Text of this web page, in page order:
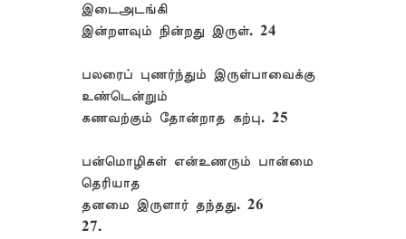
இடைஅடங்கி
இன்றளவும் நின்றது இருள். 24
பலரைப் புணர்ந்தும் இருள்பாவைக்கு
உண்டென்றும்
கணவற்கும் தோன்றாத கற்பு. 25
பன்மொழிகள் என்உணரும் பான்மை
தெரியாத
தனமை இருளார் தந்தது. 26
27.